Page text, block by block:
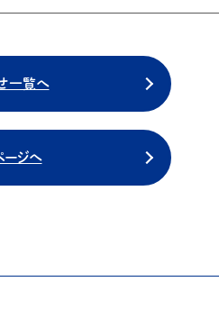
一覧へ
ージへ